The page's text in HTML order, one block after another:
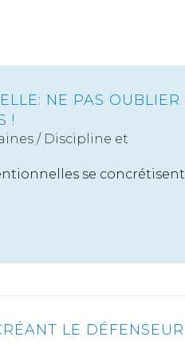
NE PAS OUBLIER
!
/ Discipline et
se concrétisent
LE DÉFENSEUR